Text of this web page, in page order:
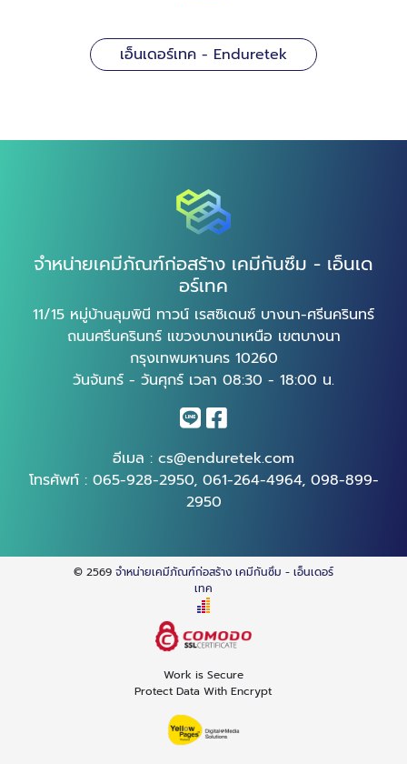
เอ็นเดอร์เทค - Enduretek
จำหน่ายเคมีภัณฑ์ก่อสร้าง เคมีกันซึม - เอ็นเด
อร์เทค
11/15 หมู่บ้านลุมพินี ทาวน์ เรสซิเดนซ์ บางนา-ศรีนครินทร์
ถนนศรีนครินทร์ แขวงบางนาเหนือ เขตบางนา
กรุงเทพมหานคร 10260
วันจันทร์ - วันศุกร์ เวลา 08:30 - 18:00 น.
อีเมล : cs@enduretek.com
โทรศัพท์ : 065-928-2950, 061-264-4964, 098-899-
2950
© 2569 จำหน่ายเคมีภัณฑ์ก่อสร้าง เคมีกันซึม - เอ็นเดอร์
เทค
Work is Secure
Protect Data With Encrypt